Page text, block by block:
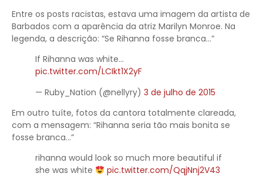
Entre os posts racistas, estava uma imagem da artista de
Barbados com a aparência da atriz Marilyn Monroe. Na
legenda, a descrição: “Se Rihanna fosse branca…”
If Rihanna was white…
pic.twitter.com/LCIkt1X2yF
— Ruby_Nation (@nellyry) 3 de julho de 2015
Em outro tuíte, fotos da cantora totalmente clareada,
com a mensagem: “Rihanna seria tão mais bonita se
fosse branca…”
rihanna would look so much more beautiful if
she was white
pic.twitter.com/QqjNnj2V43